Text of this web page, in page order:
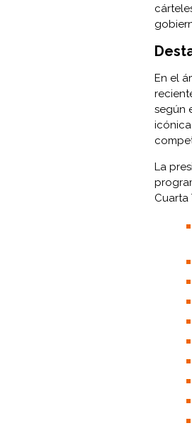
En el
según
La
Cuarta